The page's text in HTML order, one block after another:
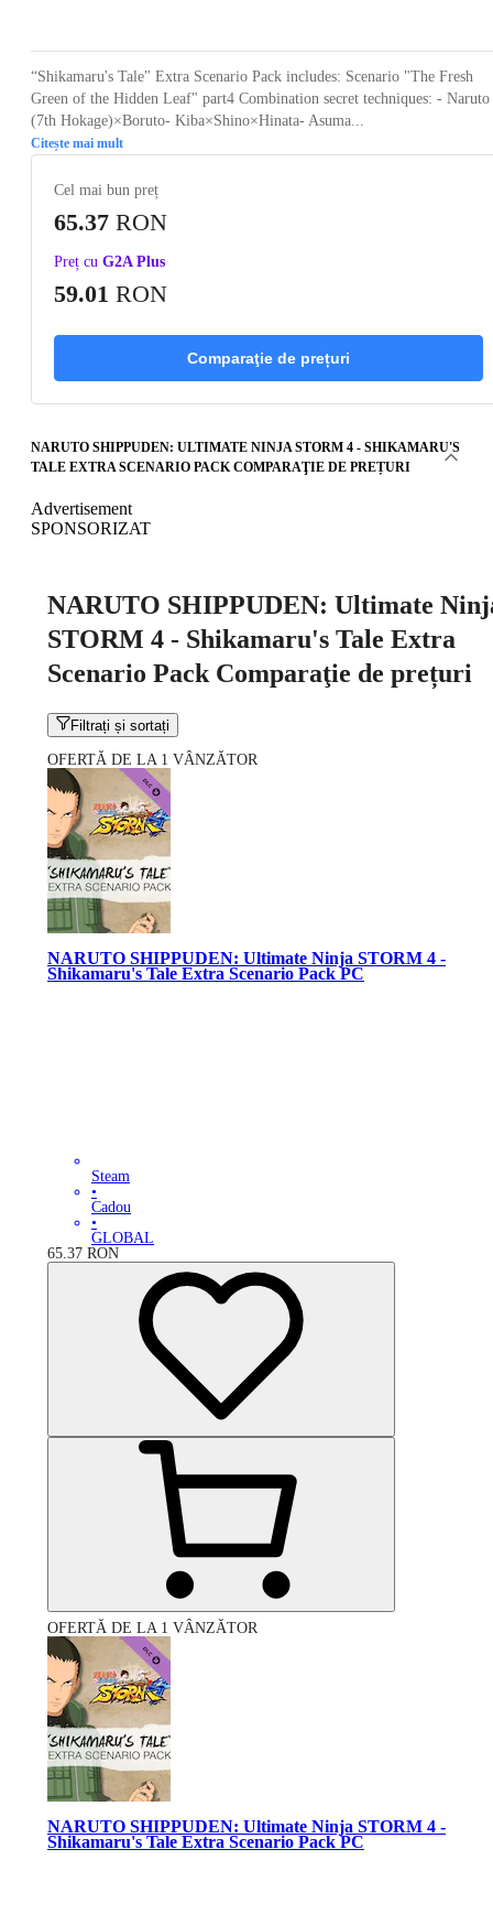
“Shikamaru's Tale" Extra Scenario Pack includes: Scenario "The Fresh
Green of the Hidden Leaf" part4 Combination secret techniques: - Naruto
(7th Hokage)×Boruto- Kiba×Shino×Hinata- Asuma...
Citește mai mult
Cel mai bun preț
65.37 RON
Preț cu G2A Plus
59.01 RON
Comparaţie de prețuri
NARUTO SHIPPUDEN: ULTIMATE NINJA STORM 4 - SHIKAMARU'S
TALE EXTRA SCENARIO PACK COMPARAŢIE DE PREȚURI
Advertisement
SPONSORIZAT
NARUTO SHIPPUDEN: Ultimate
STORM 4 - Shikamaru's Tale Extra
Scenario Pack Comparaţie de prețuri
Filtrați și sortați
OFERTĂ DE LA 1 VÂNZĂTOR
NARUTO SHIPPUDEN: Ultimate Ninja STORM 4 -
Shikamaru's Tale Extra Scenario Pack PC
Steam
•
Cadou
•
GLOBAL
65.37 RON
OFERTĂ DE LA 1 VÂNZĂTOR
NARUTO SHIPPUDEN: Ultimate Ninja STORM 4 -
Shikamaru's Tale Extra Scenario Pack PC